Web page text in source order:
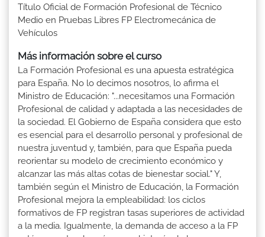
Título Oficial de Formación Profesional de Técnico
Medio en Pruebas Libres FP Electromecánica de
Vehículos
Más información sobre el curso
La Formación Profesional es una apuesta estratégica
para España. No lo decimos nosotros, lo afirma el
Ministro de Educación: "...necesitamos una Formación
Profesional de calidad y adaptada a las necesidades de
la sociedad. El Gobierno de España considera que esto
es esencial para el desarrollo personal y profesional de
nuestra juventud y, también, para que España pueda
reorientar su modelo de crecimiento económico y
alcanzar las más altas cotas de bienestar social." Y,
también según el Ministro de Educación, la Formación
Profesional mejora la empleabilidad: los ciclos
formativos de FP registran tasas superiores de actividad
a la media. Igualmente, la demanda de acceso a la FP